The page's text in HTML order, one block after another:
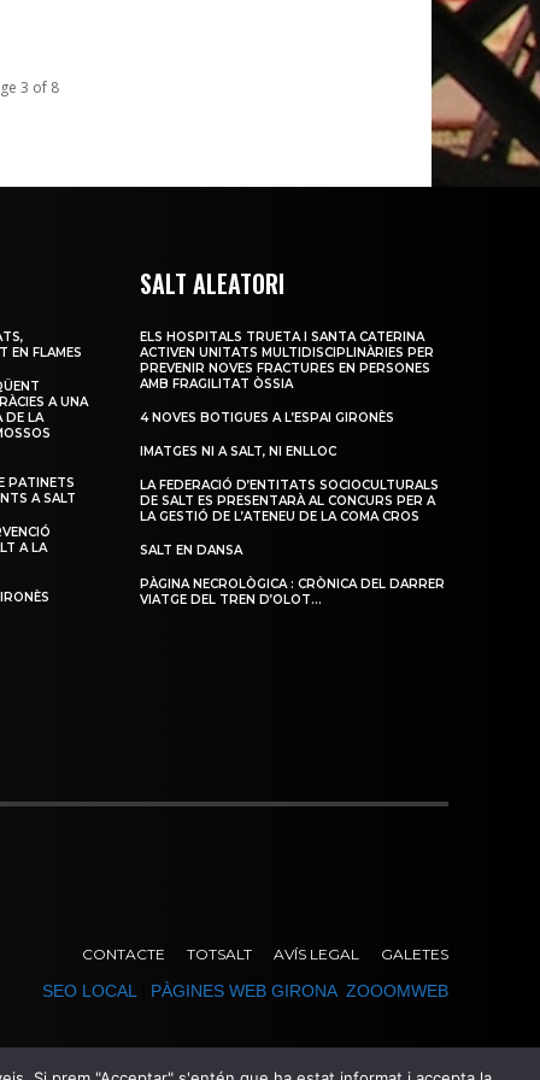
3 of 8
EN FLAMES
A UNA
DE LA
PATINETS
A SALT
A LA
SALT ALEATORI
ELS HOSPITALS TRUETA I SANTA CATERINA
ACTIVEN UNITATS MULTIDISCIPLINÀRIES PER
PREVENIR NOVES FRACTURES EN PERSONES
AMB FRAGILITAT ÒSSIA
4 NOVES BOTIGUES A L’ESPAI GIRONÈS
IMATGES NI A SALT, NI ENLLOC
LA FEDERACIÓ D’ENTITATS SOCIOCULTURALS
DE SALT ES PRESENTARÀ AL CONCURS PER A
LA GESTIÓ DE L’ATENEU DE LA COMA CROS
SALT EN DANSA
PÀGINA NECROLÒGICA : CRÒNICA DEL DARRER
VIATGE DEL TREN D’OLOT…
CONTACTE TOTSALT AVÍS LEGAL GALETES
SEO LOCAL PÀGINES WEB GIRONA ZOOOMWEB